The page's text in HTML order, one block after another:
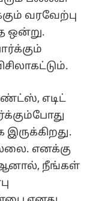
எனக்கு
ஆனால், நீங்கள்
எனது
கயாடு